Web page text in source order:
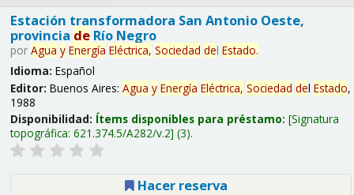
Estación transformadora San Antonio Oeste,
provincia deRío Negro
por Agua y Energía Eléctrica, Sociedad del Estado.
Idioma: Español
Editor: Buenos Aires: Agua y Energía Eléctrica, Sociedad del Estado,
1988
Disponibilidad: Ítems disponibles para préstamo: Signatura
topográfica: 621.374.5/A282/v.2 (3).
Hacer reserva